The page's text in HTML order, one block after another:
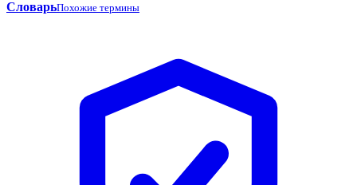
СловарьПохожие термины